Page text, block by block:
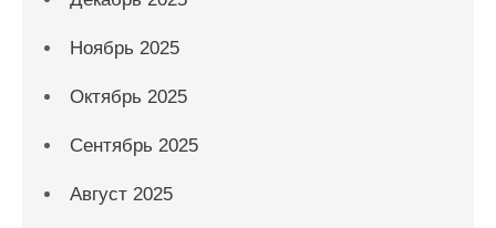
Ноябрь 2025
Октябрь 2025
Сентябрь 2025
Август 2025